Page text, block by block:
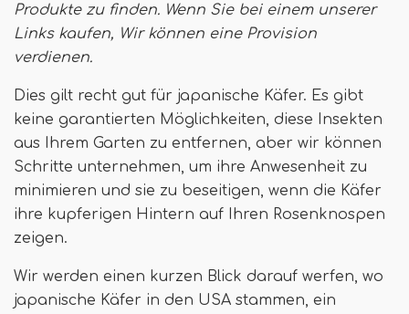
Produkte zu finden. Wenn Sie bei einem unserer
Links kaufen, Wir können eine Provision
verdienen.
Dies gilt recht gut für japanische Käfer. Es gibt
keine garantierten Möglichkeiten, diese Insekten
aus Ihrem Garten zu entfernen, aber wir können
Schritte unternehmen, um ihre Anwesenheit zu
minimieren und sie zu beseitigen, wenn die Käfer
ihre kupferigen Hintern auf Ihren Rosenknospen
zeigen.
Wir werden einen kurzen Blick darauf werfen, wo
japanische Käfer in den USA stammen, ein